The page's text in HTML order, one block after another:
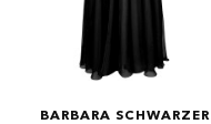
BARBARA SCHWARZER